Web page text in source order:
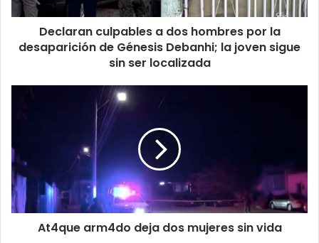
de
Génesis
Debanhi;
Declaran culpables a dos hombres por la
desaparición de Génesis Debanhi; la joven sigue
sin ser localizada
mujeres
sin
vida
At4que arm4do deja dos mujeres sin vida